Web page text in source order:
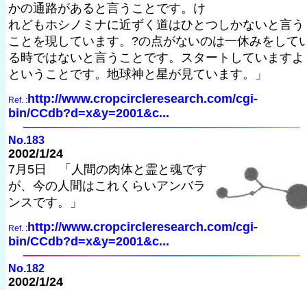
かの通路があると言うことです。け
れどもホシノミナに近ずく道はひとつしかないと言う
ことを現しています。?の点がないのは一休みをして
る時ではないと言うことです。スタートしていますよ
ということです。地球神と星が見ています。」
Ref. : http://www.cropcircleresearch.com/cgi-
bin/CCdb?d=x&y=2001&c...
No.183
2002/1/24
7月5日 「人間の肉体と霊と魂です
が、今の人間はこれくらいアンバラ
ンスです。」
Ref. : http://www.cropcircleresearch.com/cgi-
bin/CCdb?d=x&y=2001&c...
No.182
2002/1/24